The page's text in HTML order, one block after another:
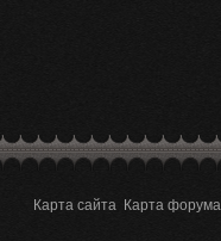
Карта сайта Карта форума